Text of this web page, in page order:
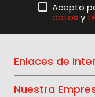
Acepto
datos y
Enlaces de
Nuestra